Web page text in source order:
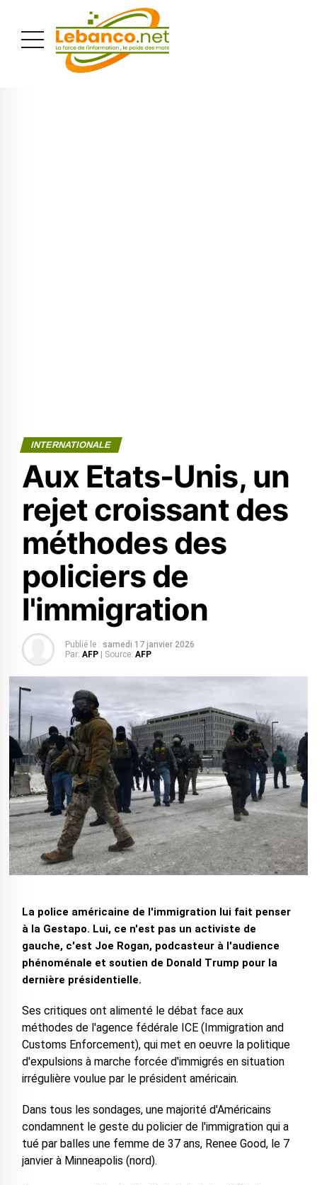
INTERNATIONALE
Aux Etats-Unis, un
rejet croissant des
méthodes des
policiers de
l'immigration
Publié le : samedi 17 janvier 2026
Par: AFP | Source: AFP
La police américaine de l'immigration lui fait penser
à la Gestapo. Lui, ce n'est pas un activiste de
gauche, c'est Joe Rogan, podcasteur à l'audience
phénoménale et soutien de Donald Trump pour la
dernière présidentielle.
Ses critiques ont alimenté le débat face aux
méthodes de l'agence fédérale ICE (Immigration and
Customs Enforcement), qui met en oeuvre la politique
d'expulsions à marche forcée d'immigrés en situation
irrégulière voulue par le président américain.
Dans tous les sondages, une majorité d'Américains
condamnent le geste du policier de l'immigration qui a
tué par balles une femme de 37 ans, Renee Good, le 7
janvier à Minneapolis (nord).